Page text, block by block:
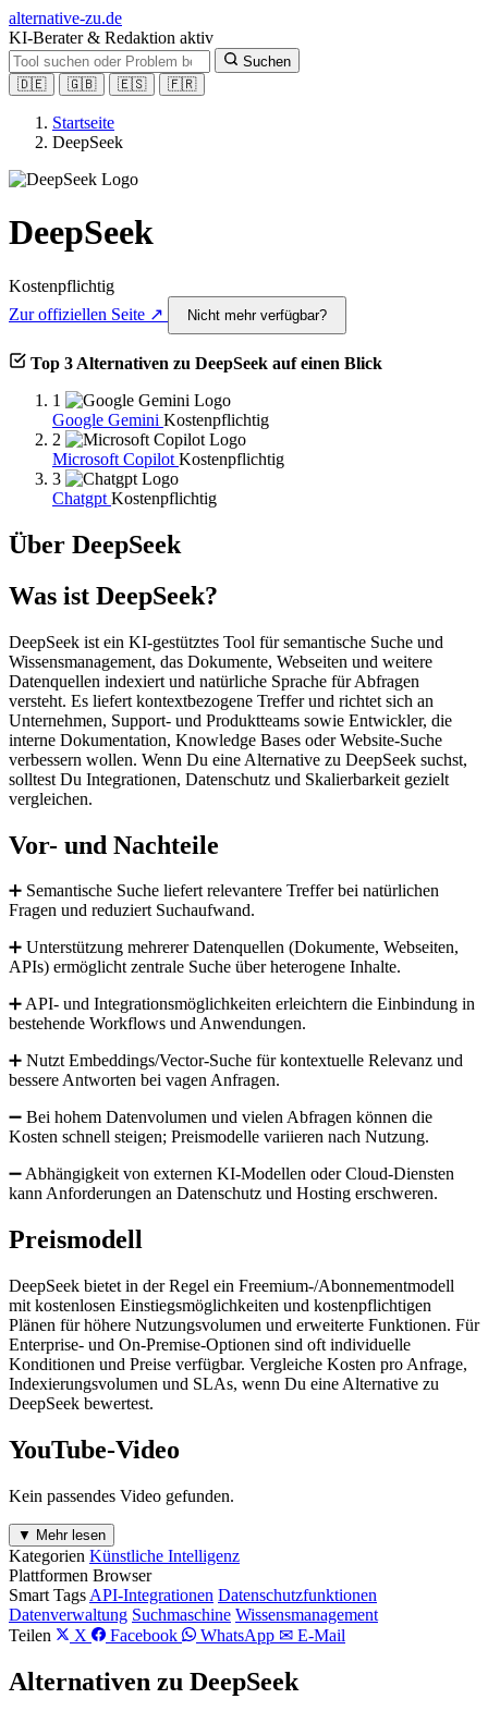
alternative-zu.de
KI-Berater & Redaktion aktiv
Suchen
🇩🇪
🇬🇧 🇪🇸 🇫🇷
Startseite
DeepSeek
DeepSeek
Kostenpflichtig
Zur offiziellen Seite ↗
Nicht mehr verfügbar?
Top 3 Alternativen zu DeepSeek auf einen Blick
1
Google Gemini Kostenpflichtig
2
Microsoft Copilot Kostenpflichtig
3
Chatgpt Kostenpflichtig
Über DeepSeek
Was ist DeepSeek?
DeepSeek ist ein KI-gestütztes Tool für semantische Suche und
Wissensmanagement, das Dokumente, Webseiten und weitere
Datenquellen indexiert und natürliche Sprache für Abfragen
versteht. Es liefert kontextbezogene Treffer und richtet sich an
Unternehmen, Support- und Produktteams sowie Entwickler, die
interne Dokumentation, Knowledge Bases oder Website-Suche
verbessern wollen. Wenn Du eine Alternative zu DeepSeek suchst,
solltest Du Integrationen, Datenschutz und Skalierbarkeit gezielt
vergleichen.
Vor- und Nachteile
➕ Semantische Suche liefert relevantere Treffer bei natürlichen
Fragen und reduziert Suchaufwand.
➕ Unterstützung mehrerer Datenquellen (Dokumente, Webseiten,
APIs) ermöglicht zentrale Suche über heterogene Inhalte.
➕ API- und Integrationsmöglichkeiten erleichtern die Einbindung in
bestehende Workflows und Anwendungen.
➕ Nutzt Embeddings/Vector-Suche für kontextuelle Relevanz und
bessere Antworten bei vagen Anfragen.
➖ Bei hohem Datenvolumen und vielen Abfragen können die
Kosten schnell steigen; Preismodelle variieren nach Nutzung.
➖ Abhängigkeit von externen KI-Modellen oder Cloud-Diensten
kann Anforderungen an Datenschutz und Hosting erschweren.
Preismodell
DeepSeek bietet in der Regel ein Freemium-/Abonnementmodell
mit kostenlosen Einstiegsmöglichkeiten und kostenpflichtigen
Plänen für höhere Nutzungsvolumen und erweiterte Funktionen. Für
Enterprise- und On-Premise-Optionen sind oft individuelle
Konditionen und Preise verfügbar. Vergleiche Kosten pro Anfrage,
Indexierungsvolumen und SLAs, wenn Du eine Alternative zu
DeepSeek bewertest.
YouTube-Video
Kein passendes Video gefunden.
▼ Mehr lesen
Kategorien Künstliche Intelligenz
Plattformen Browser
Smart Tags API-Integrationen Datenschutzfunktionen
Datenverwaltung Suchmaschine Wissensmanagement
Teilen
X Facebook WhatsApp ✉ E-Mail
Alternativen zu DeepSeek